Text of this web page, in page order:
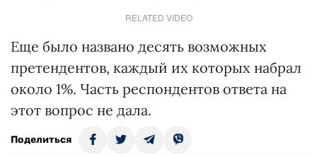
RELATED VIDEO
Еще было названо десять возможных
претендентов, каждый их которых набрал
около 1%. Часть респондентов ответа на
этот вопрос не дала.
Поделиться